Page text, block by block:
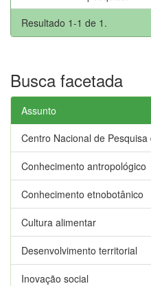
Resultado 1-1 de 1.
Busca facetada
Assunto
Centro Nacional de Pesquisa
Conhecimento antropológico
Conhecimento etnobotânico
Cultura alimentar
Desenvolvimento territorial
Inovação social